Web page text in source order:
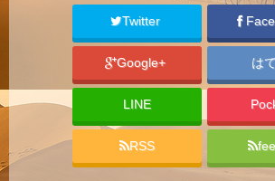
Twitter
Google+ は
LINE
RSS